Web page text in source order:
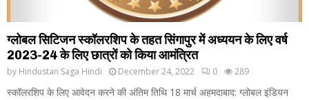
ग्लोबल सिटिजन स्कॉलरशिप के तहत सिंगापुर में अध्ययन के लिए वर्ष
2023-24 के लिए छात्रों को किया आमंत्रित
by Hindustan Saga Hindi December 24, 2022 0 289
स्कॉलरशिप के लिए आवेदन करने की अंतिम तिथि 18 मार्च अहमदाबाद: ग्लोबल इंडियन